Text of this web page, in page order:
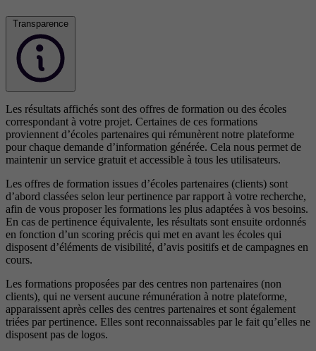
Transparence
Les résultats affichés sont des offres de formation ou des écoles
correspondant à votre projet. Certaines de ces formations
proviennent d’écoles partenaires qui rémunèrent notre plateforme
pour chaque demande d’information générée. Cela nous permet de
maintenir un service gratuit et accessible à tous les utilisateurs.
Les offres de formation issues d’écoles partenaires (clients) sont
d’abord classées selon leur pertinence par rapport à votre recherche,
afin de vous proposer les formations les plus adaptées à vos besoins.
En cas de pertinence équivalente, les résultats sont ensuite ordonnés
en fonction d’un scoring précis qui met en avant les écoles qui
disposent d’éléments de visibilité, d’avis positifs et de campagnes en
cours.
Les formations proposées par des centres non partenaires (non
clients), qui ne versent aucune rémunération à notre plateforme,
apparaissent après celles des centres partenaires et sont également
triées par pertinence. Elles sont reconnaissables par le fait qu’elles ne
disposent pas de logos.